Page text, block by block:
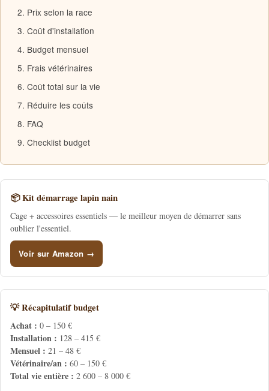
2. Prix selon la race
3. Coût d'installation
4. Budget mensuel
5. Frais vétérinaires
6. Coût total sur la vie
7. Réduire les coûts
8. FAQ
9. Checklist budget
📦 Kit démarrage lapin nain
Cage + accessoires essentiels — le meilleur moyen de démarrer sans
oublier l'essentiel.
Voir sur Amazon →
💡 Récapitulatif budget
Achat : 0 – 150 €
Installation : 128 – 415 €
Mensuel : 21 – 48 €
Vétérinaire/an : 60 – 150 €
Total vie entière : 2 600 – 8 000 €